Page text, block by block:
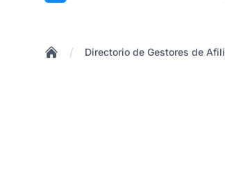
/ Directorio de Gestores de